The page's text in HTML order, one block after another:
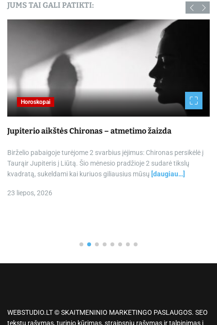
JUMS TAI GALI PATIKTI:
Horoskopai
Jupiterio aikštės Chironas – atmetimo žaizda
Birželio pabaigoje turėjome 2 svarbius įėjimus: Chironas persikėlė į
Taurąir Jupiteris į Liūtą. Šio mėnesio pradžioje 2 sudarė tikslų
kvadratą, sukeldami kai kuriuos giliausius mūsų [daugiau…]
23 liepos, 2026
WEBSTUDIO.LT © SKAITMENINIO MARKETINGO PASLAUGOS. SEO
tekstų rašymas, turinio kūrimas, straipsnių rašymas ir talpinimas į